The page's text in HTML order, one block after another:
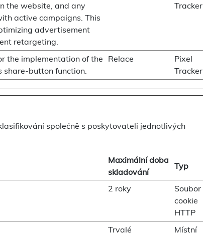
the website, and any
active campaigns. This
advertisement
retargeting.
Tracker
the implementation of the
share-button function.
Relace
Pixel
Tracker
společně s poskytovateli jednotlivých
Maximální doba
skladování
Typ
2 roky
Soubor
cookie
HTTP
Trvalé
Místní